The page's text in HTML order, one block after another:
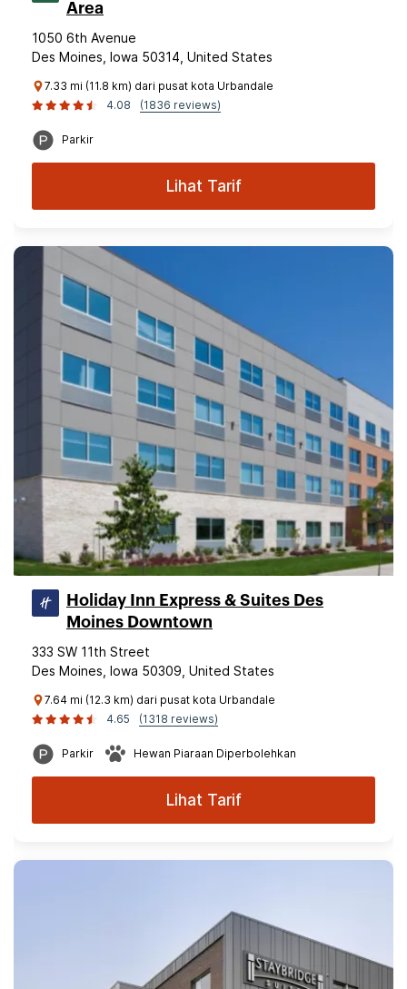
Area
1050 6th Avenue
Des Moines, Iowa 50314, United States
7.33 mi (11.8 km) dari pusat kota Urbandale
4.08
(1836 reviews)
Parkir
Lihat Tarif
Holiday Inn Express & Suites Des
Moines Downtown
333 SW 11th Street
Des Moines, Iowa 50309, United States
7.64 mi (12.3 km) dari pusat kota Urbandale
4.65
(1318 reviews)
Parkir Hewan Piaraan Diperbolehkan
Lihat Tarif